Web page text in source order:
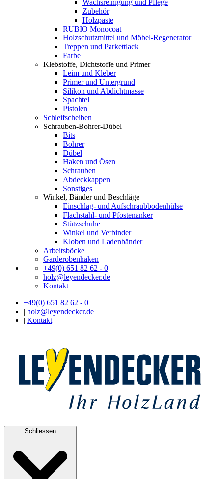
Wachsreinigung und Pflege
Zubehör
Holzpaste
RUBIO Monocoat
Holzschutzmittel und Möbel-Regenerator
Treppen und Parkettlack
Farbe
Klebstoffe, Dichtstoffe und Primer
Leim und Kleber
Primer und Untergrund
Silikon und Abdichtmasse
Spachtel
Pistolen
Schleifscheiben
Schrauben-Bohrer-Dübel
Bits
Bohrer
Dübel
Haken und Ösen
Schrauben
Abdeckkappen
Sonstiges
Winkel, Bänder und Beschläge
Einschlag- und Aufschraubbodenhülse
Flachstahl- und Pfostenanker
Stützschuhe
Winkel und Verbinder
Kloben und Ladenbänder
Arbeitsböcke
Garderobenhaken
+49(0) 651 82 62 - 0
holz@leyendecker.de
Kontakt
+49(0) 651 82 62 - 0
| holz@leyendecker.de
| Kontakt
Schliessen